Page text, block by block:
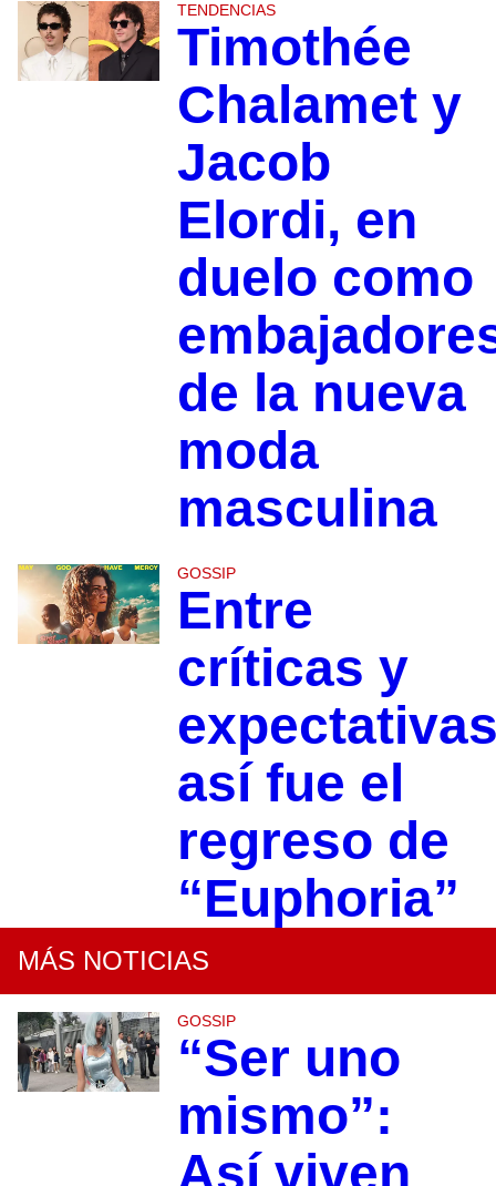
TENDENCIAS
Timothée
Chalamet y
Jacob
Elordi, en
duelo como
de la nueva
moda
masculina
GOSSIP
Entre
críticas y
así fue el
regreso de
“Euphoria”
MÁS NOTICIAS
GOSSIP
“Ser uno
mismo”:
Así viven